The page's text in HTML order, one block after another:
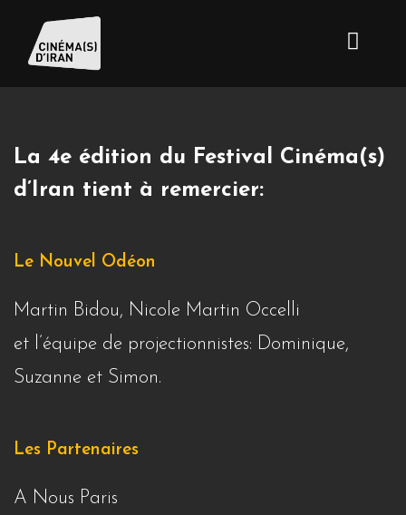
La 4e édition du Festival Cinéma(s)
d’Iran tient à remercier:
Le Nouvel Odéon
Martin Bidou, Nicole Martin Occelli
et l’équipe de projectionnistes: Dominique,
Suzanne et Simon.
Les Partenaires
A Nous Paris